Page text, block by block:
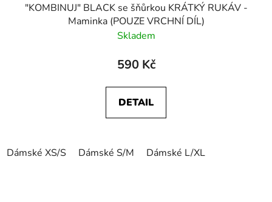
"KOMBINUJ" BLACK se šňůrkou KRÁTKÝ RUKÁV -
Maminka (POUZE VRCHNÍ DÍL)
Skladem
590 Kč
DETAIL
Dámské XS/S Dámské S/M Dámské L/XL